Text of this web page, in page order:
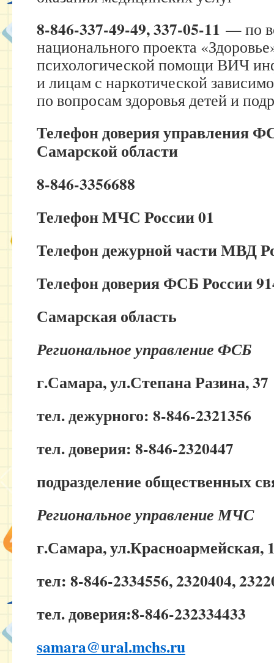
8-846-337-49-49, 337-05-11 — по
национального проекта
психологической помощи ВИЧ
и лицам с наркотической
по вопросам здоровья детей и
Телефон доверия управления
Самарской области
8-846-3356688
Телефон МЧС России 01
Телефон дежурной части МВД
Телефон доверия ФСБ России
Самарская область
Региональное управление ФСБ
г.Самара, ул.Степана Разина, 37
тел. дежурного: 8-846-2321356
тел. доверия: 8-846-2320447
подразделение общественных
Региональное управление МЧС
г.Самара, ул.Красноармейская,
тел: 8-846-2334556, 2320404,
тел. доверия:8-846-232334433
samara@ural.mchs.ru